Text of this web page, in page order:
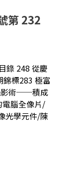
第 232
錄 248 從慶
標283 極富
影術──積成
電腦全像片/
光學元件/陳